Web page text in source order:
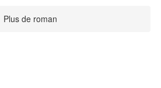
Plus de roman